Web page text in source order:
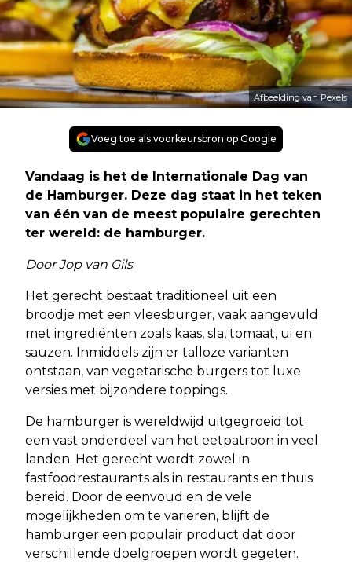
Afbeelding van Pexels
Voeg toe als voorkeursbron op Google
Vandaag is het de Internationale Dag van
de Hamburger. Deze dag staat in het teken
van één van de meest populaire gerechten
ter wereld: de hamburger.
Door Jop van Gils
Het gerecht bestaat traditioneel uit een
broodje met een vleesburger, vaak aangevuld
met ingrediënten zoals kaas, sla, tomaat, ui en
sauzen. Inmiddels zijn er talloze varianten
ontstaan, van vegetarische burgers tot luxe
versies met bijzondere toppings.
De hamburger is wereldwijd uitgegroeid tot
een vast onderdeel van het eetpatroon in veel
landen. Het gerecht wordt zowel in
fastfoodrestaurants als in restaurants en thuis
bereid. Door de eenvoud en de vele
mogelijkheden om te variëren, blijft de
hamburger een populair product dat door
verschillende doelgroepen wordt gegeten.